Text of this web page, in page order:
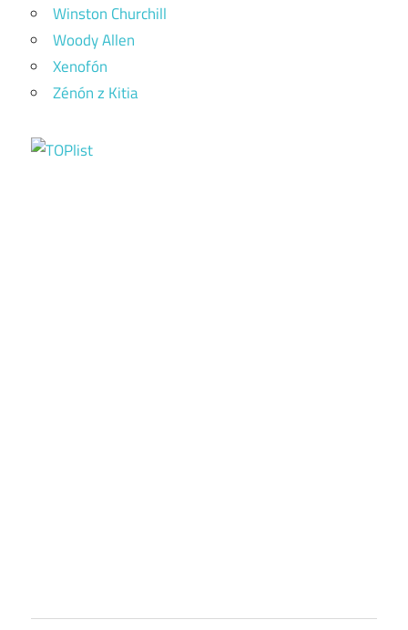
Winston Churchill
Woody Allen
Xenofón
Zénón z Kitia